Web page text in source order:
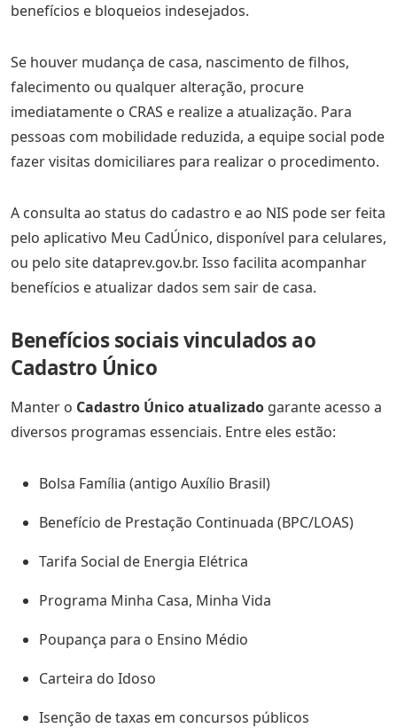
benefícios e bloqueios indesejados.
Se houver mudança de casa, nascimento de filhos,
falecimento ou qualquer alteração, procure
imediatamente o CRAS e realize a atualização. Para
pessoas com mobilidade reduzida, a equipe social pode
fazer visitas domiciliares para realizar o procedimento.
A consulta ao status do cadastro e ao NIS pode ser feita
pelo aplicativo Meu CadÚnico, disponível para celulares,
ou pelo site dataprev.gov.br. Isso facilita acompanhar
benefícios e atualizar dados sem sair de casa.
Benefícios sociais vinculados ao
Cadastro Único
Manter o Cadastro Único atualizado garante acesso a
diversos programas essenciais. Entre eles estão:
Bolsa Família (antigo Auxílio Brasil)
Benefício de Prestação Continuada (BPC/LOAS)
Tarifa Social de Energia Elétrica
Programa Minha Casa, Minha Vida
Poupança para o Ensino Médio
Carteira do Idoso
Isenção de taxas em concursos públicos